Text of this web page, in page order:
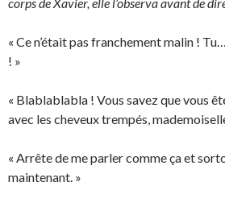
« Ce n’était pas franchement malin !
! »
« Blablablabla ! Vous savez que vous
avec les cheveux trempés,
« Arrête de me parler comme ça et
maintenant. »